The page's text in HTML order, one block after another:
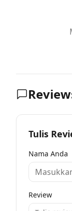
Tulis
Nama Anda
Review